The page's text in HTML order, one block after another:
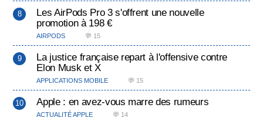
Les AirPods Pro 3 s'offrent une nouvelle
promotion à 198 €
AIRPODS 💬 15
La justice française repart à l'offensive contre
Elon Musk et X
APPLICATIONS MOBILE 💬 15
Apple : en avez-vous marre des rumeurs
ACTUALITÉ APPLE 💬 14